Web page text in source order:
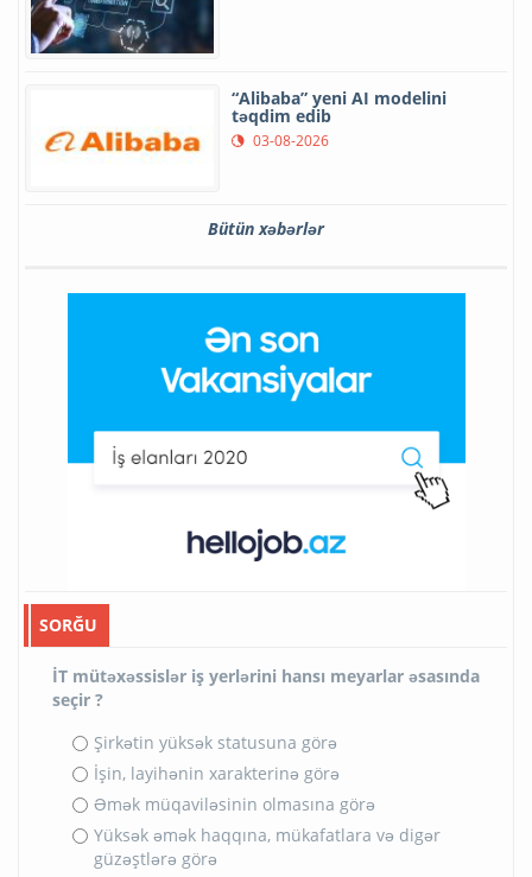
“Alibaba” yeni AI modelini
təqdim edib
03-08-2026
Bütün xəbərlər
SORĞU
İT mütəxəssislər iş yerlərini hansı meyarlar əsasında
seçir ?
Şirkətin yüksək statusuna görə
İşin, layihənin xarakterinə görə
Əmək müqaviləsinin olmasına görə
Yüksək əmək haqqına, mükafatlara və digər
güzəştlərə görə